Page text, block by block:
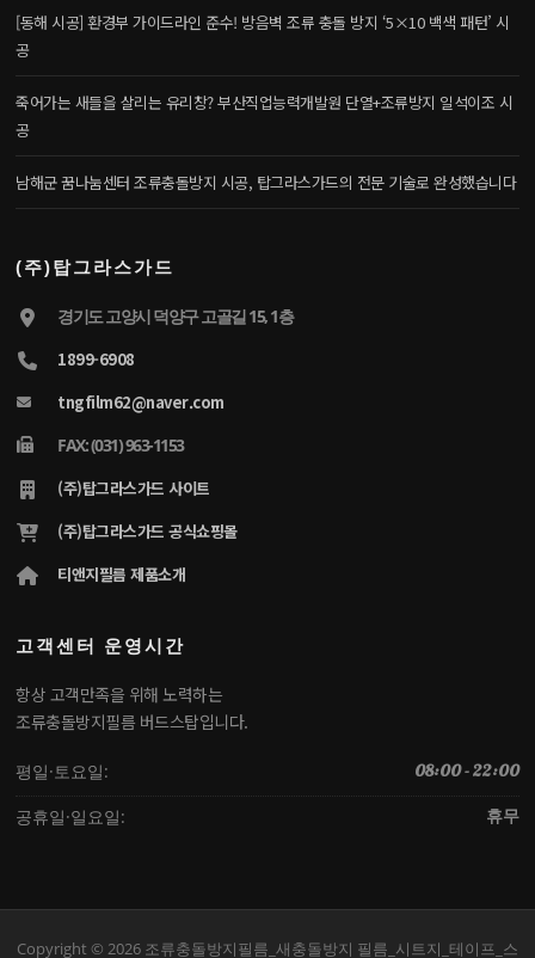
[동해 시공] 환경부 가이드라인 준수! 방음벽 조류 충돌 방지 ‘5×10 백색 패턴’ 시
공
죽어가는 새들을 살리는 유리창? 부산직업능력개발원 단열+조류방지 일석이조 시
공
남해군 꿈나눔센터 조류충돌방지 시공, 탑그라스가드의 전문 기술로 완성했습니다
(주)탑그라스가드
경기도 고양시 덕양구 고골길 15, 1층
1899-6908
tngfilm62@naver.com
FAX: (031) 963-1153
(주)탑그라스가드 사이트
(주)탑그라스가드 공식쇼핑몰
티앤지필름 제품소개
고객센터 운영시간
항상 고객만족을 위해 노력하는
조류충돌방지필름 버드스탑입니다.
평일·토요일: 08:00 - 22:00
공휴일·일요일: 휴무
Copyright © 2026 조류충돌방지필름_새충돌방지 필름_시트지_테이프_스